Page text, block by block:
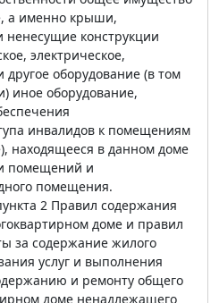
а именно крыши,
конструкции
электрическое,
другое оборудование (в том
иное оборудование,
инвалидов к помещениям
находящееся в данном доме
помещений и
помещения.
2 Правил содержания
доме и правил
за содержание жилого
услуг и выполнения
и ремонту общего
доме ненадлежащего